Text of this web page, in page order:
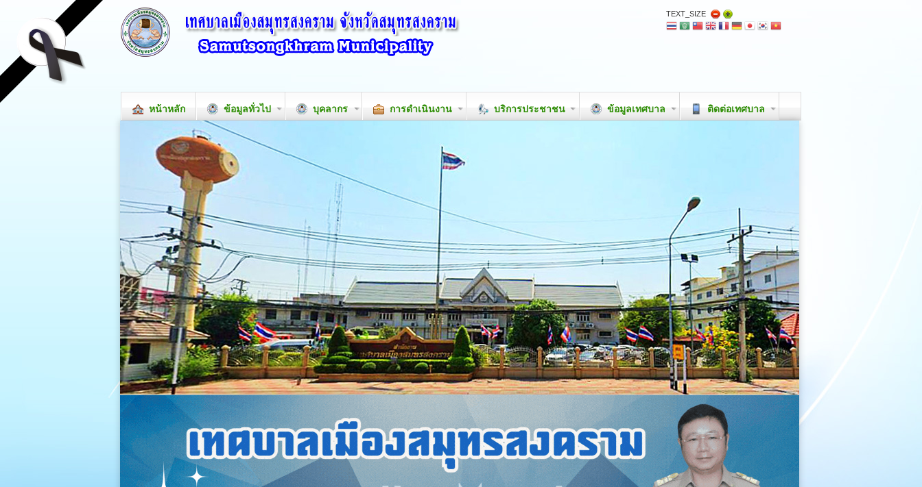
TEXT_SIZE
หน้าหลัก ข้อมูลทั่วไป บุคลากร การดำเนินงาน บริการประชาชน ข้อมูลเทศบาล ติดต่อเทศบาล